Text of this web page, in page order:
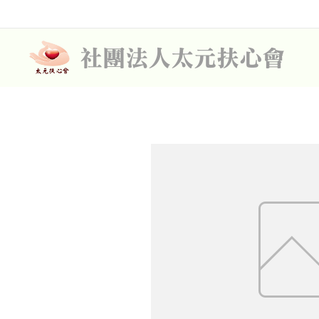
社團法人太元扶心會